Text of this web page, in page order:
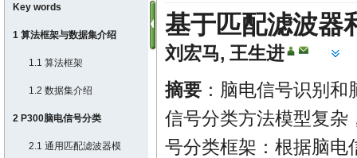
Key words
1 算法框架与数据集介绍
1.1 算法框架
1.2 数据集介绍
2 P300脑电信号分类
2.1 通用匹配滤波器模
基于匹配滤波器
刘宏马, 王生进
摘要 ：脑电信号识别
信号分类方法模型复杂
号分类框架：根据脑电